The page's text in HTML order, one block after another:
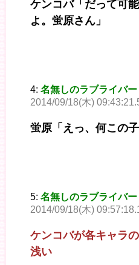
ケンコバ「だって可
よ。蛍原さん」
4: 名無しのラブライバー
2014/09/18(木)
蛍原「えっ、何この
5: 名無しのラブライバー
2014/09/18(木)
ケンコバが各キャラ
浅い